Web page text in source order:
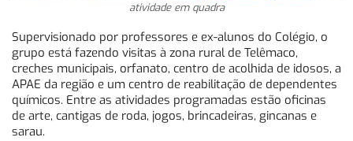
atividade em quadra
Supervisionado por professores e ex-alunos do Colégio, o
grupo está fazendo visitas à zona rural de Telêmaco,
creches municipais, orfanato, centro de acolhida de idosos, a
APAE da região e um centro de reabilitação de dependentes
químicos. Entre as atividades programadas estão oficinas
de arte, cantigas de roda, jogos, brincadeiras, gincanas e
sarau.